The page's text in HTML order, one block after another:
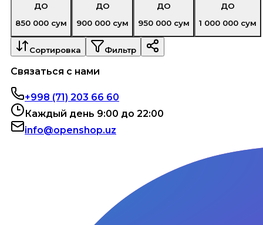
ДО
850 000 сум
ДО
900 000 сум
ДО
950 000 сум
ДО
1 000 000 сум
Сортировка Фильтр
Связаться с нами
+998 (71) 203 66 60
Каждый день 9:00 до 22:00
info@openshop.uz